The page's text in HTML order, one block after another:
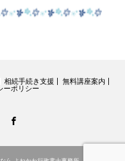
相続手続き支援
無料講座案内
ーポリシー